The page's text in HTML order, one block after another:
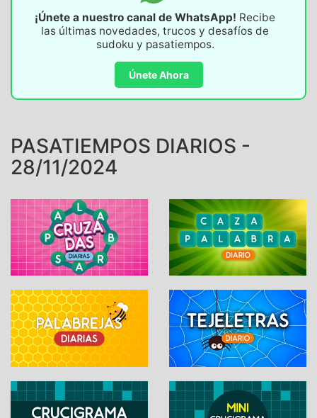
¡Únete a nuestro canal de WhatsApp! Recibe
las últimas novedades, trucos y desafíos de
sudoku y pasatiempos.
Únete Ahora
PASATIEMPOS DIARIOS -
28/11/2024